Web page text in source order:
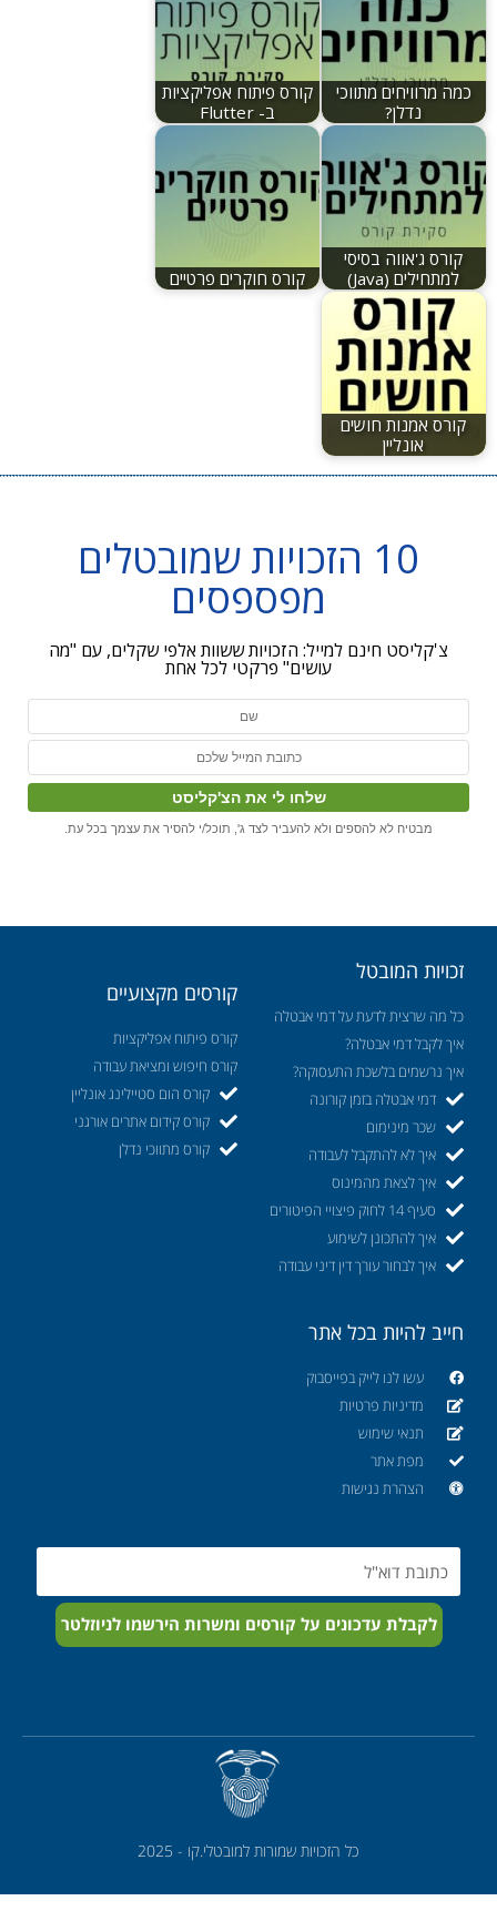
כמה מרוויחים מתווכי
נדלן?
קורס פיתוח אפליקציות
ב- Flutter
קורס ג'אווה בסיסי
למתחילים (Java)
קורס חוקרים פרטיים
קורס אמנות חושים
אונליין
10 הזכויות שמובטלים
מפספסים
צ'קליסט חינם למייל: הזכויות ששוות אלפי שקלים, עם "מה
עושים" פרקטי לכל אחת
מבטיח לא להספים ולא להעביר לצד ג', תוכל/י להסיר את עצמך בכל עת.
זכויות המובטל
כל מה שרצית לדעת על דמי אבטלה
איך לקבל דמי אבטלה?
איך נרשמים בלשכת התעסוקה?
דמי אבטלה בזמן קורונה
שכר מינימום
איך לא להתקבל לעבודה
איך לצאת מהמינוס
סעיף 14 לחוק פיצויי הפיטורים
איך להתכונן לשימוע
איך לבחור עורך דין דיני עבודה
קורסים מקצועיים
קורס פיתוח אפליקציות
קורס חיפוש ומציאת עבודה
קורס הום סטיילינג אונליין
קורס קידום אתרים אורגני
קורס מתווכי נדלן
חייב להיות בכל אתר
עשו לנו לייק בפייסבוק
מדיניות פרטיות
תנאי שימוש
מפת אתר
הצהרת נגישות
Email
לקבלת עדכונים על קורסים ומשרות הירשמו לניוזלטר
כל הזכויות שמורות למובטלי.קו - 2025